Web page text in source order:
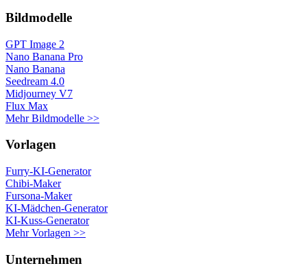
Bildmodelle
GPT Image 2
Nano Banana Pro
Nano Banana
Seedream 4.0
Midjourney V7
Flux Max
Mehr Bildmodelle >>
Vorlagen
Furry-KI-Generator
Chibi-Maker
Fursona-Maker
KI-Mädchen-Generator
KI-Kuss-Generator
Mehr Vorlagen >>
Unternehmen